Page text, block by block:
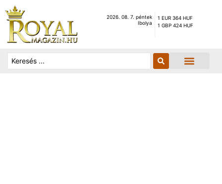
2026. 08. 7. péntek
Ibolya
1 EUR 364 HUF
1 GBP 424 HUF